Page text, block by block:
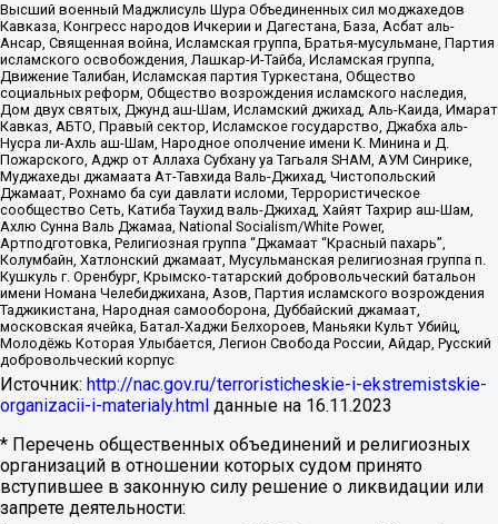
Высший военный Маджлисуль Шура Объединенных сил моджахедов
Кавказа, Конгресс народов Ичкерии и Дагестана, База, Асбат аль-
Ансар, Священная война, Исламская группа, Братья-мусульмане, Партия
исламского освобождения, Лашкар-И-Тайба, Исламская группа,
Движение Талибан, Исламская партия Туркестана, Общество
социальных реформ, Общество возрождения исламского наследия,
Дом двух святых, Джунд аш-Шам, Исламский джихад, Аль-Каида, Имарат
Кавказ, АБТО, Правый сектор, Исламское государство, Джабха аль-
Нусра ли-Ахль аш-Шам, Народное ополчение имени К. Минина и Д.
Пожарского, Аджр от Аллаха Субхану уа Тагьаля SHAM, АУМ Синрике,
Муджахеды джамаата Ат-Тавхида Валь-Джихад, Чистопольский
Джамаат, Рохнамо ба суи давлати исломи, Террористическое
сообщество Сеть, Катиба Таухид валь-Джихад, Хайят Тахрир аш-Шам,
Ахлю Сунна Валь Джамаа, National Socialism/White Power,
Артподготовка, Религиозная группа “Джамаат “Красный пахарь”,
Колумбайн, Хатлонский джамаат, Мусульманская религиозная группа п.
Кушкуль г. Оренбург, Крымско-татарский добровольческий батальон
имени Номана Челебиджихана, Азов, Партия исламского возрождения
Таджикистана, Народная самооборона, Дуббайский джамаат,
московская ячейка, Батал-Хаджи Белхороев, Маньяки Культ Убийц,
Молодёжь Которая Улыбается, Легион Свобода России, Айдар, Русский
добровольческий корпус
Источник: http://nac.gov.ru/terroristicheskie-i-ekstremistskie-
organizacii-i-materialy.html данные на 16.11.2023
* Перечень общественных объединений и религиозных
организаций в отношении которых судом принято
вступившее в законную силу решение о ликвидации или
запрете деятельности: